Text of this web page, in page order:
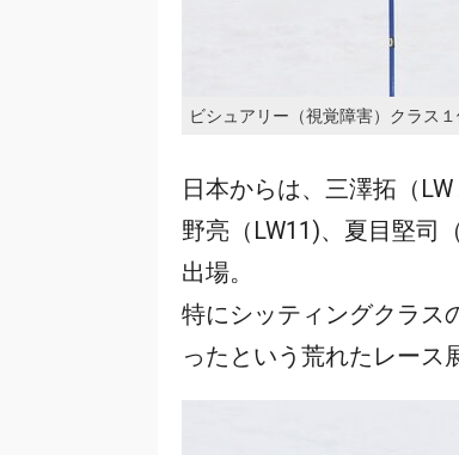
ビシュアリー（視覚障害）クラス１
日本からは、三澤拓（
野亮（LW11)、夏目堅司
出場。
特にシッティングクラス
ったという荒れたレース